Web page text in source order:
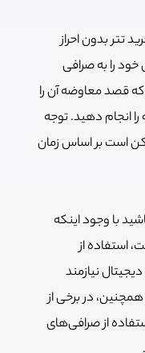
تتر بدون احراز
را به صرافی
که قصد معاوضه آن را
انجام دهید. توجه
است بر اساس زمان
با وجود اینکه
استفاده از
نیازمند
در برخی از
از صرافی‌های